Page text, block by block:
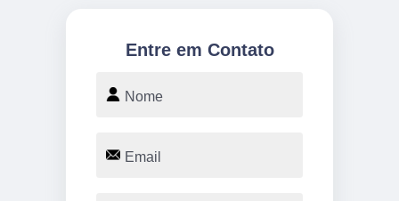
Entre em Contato